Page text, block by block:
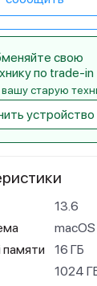
13.6
macOS
16 ГБ
1024
свою
по trade-in
старую
устройство